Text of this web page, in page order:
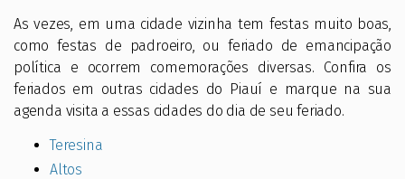
As vezes, em uma cidade vizinha tem festas muito boas,
como festas de padroeiro, ou feriado de emancipação
política e ocorrem comemorações diversas. Confira os
feriados em outras cidades do Piauí e marque na sua
agenda visita a essas cidades do dia de seu feriado.
Teresina
Altos